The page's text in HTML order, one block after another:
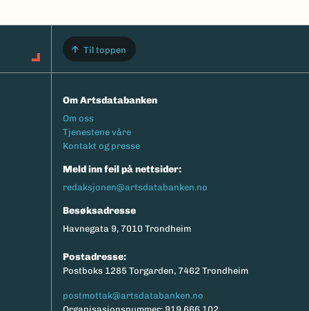
Til toppen
Om Artsdatabanken
Footermeny
Om oss
Tjenestene våre
Kontakt og presse
Meld inn feil på nettsider:
redaksjonen@artsdatabanken.no
Besøksadresse
Havnegata 9, 7010 Trondheim
Postadresse:
Postboks 1285 Torgarden, 7462 Trondheim
postmottak@artsdatabanken.no